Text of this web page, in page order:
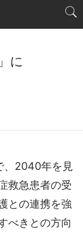
に
、2040年を見
救急患者の受
との連携を強
べきとの方向